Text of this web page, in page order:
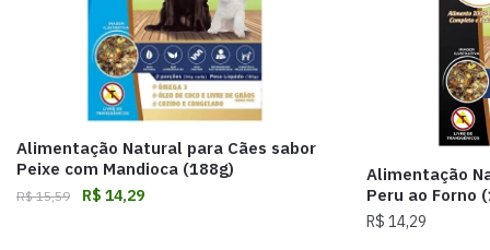
Alimentação Natural para Cães sabor
Peixe com Mandioca (188g)
R$15,59 R$ 14,29
Alimentação
Peru ao Forno
R$ 14,29